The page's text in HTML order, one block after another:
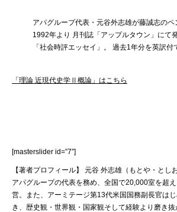
アパグループ代表・元谷外志雄が藤誠志のペ
1992年より 月刊誌「アップルタウン」にて
「社会時評エッセイ」。 過去1年分を英訳付
「理論 近現代史学Ⅱ概論」はこちら
[masterslider id=”7″]
【著者プロフィール】 元谷 外志雄（もとや・としお
アパグループの代表を務め、全国で20,000室を超
営。また、アーミテージ第13代米国国務副長官は
き、歴史観・世界観・国家観そして経験より磨き